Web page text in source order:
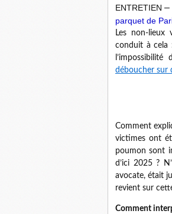
ENTRETIEN –
parquet de
Les non-lieux
conduit à cela
déboucher sur
Comment
victimes ont
poumon sont
d’ici 2025 ?
avocate, était
revient sur
Comment